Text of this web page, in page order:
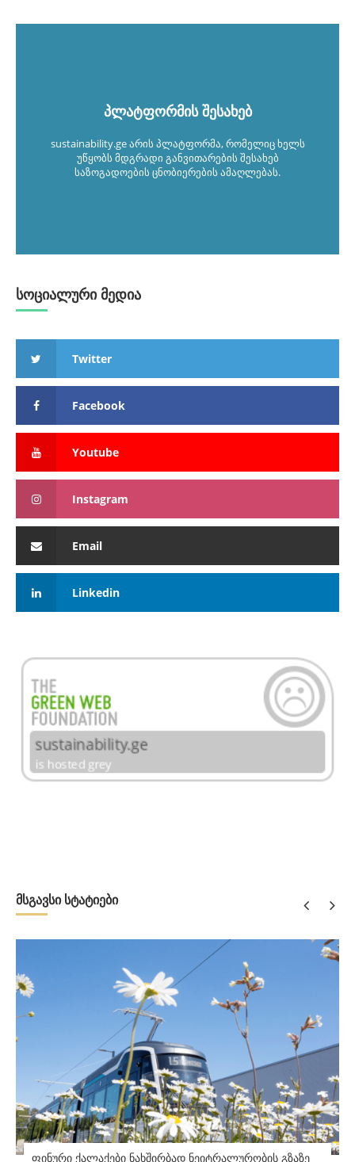
პლატფორმის შესახებ
sustainability.ge არის პლატფორმა, რომელიც ხელს
უწყობს მდგრადი განვითარების შესახებ
საზოგადოების ცნობიერების ამაღლებას.
სოციალური მედია
Twitter
Facebook
Youtube
Instagram
Email
Linkedin
მსგავსი სტატიები
ფინური ქალაქები ნახშირბად ნეიტრალურობის გზაზე